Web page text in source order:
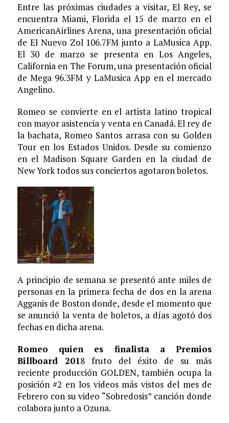
Entre las próximas ciudades a visitar, El Rey, se
encuentra Miami, Florida el 15 de marzo en el
AmericanAirlines Arena, una presentación oficial
de El Nuevo Zol 106.7FM junto a LaMusica App.
El 30 de marzo se presenta en Los Angeles,
California en The Forum, una presentación oficial
de Mega 96.3FM y LaMusica App en el mercado
Angelino.
Romeo se convierte en el artista latino tropical
con mayor asistencia y venta en Canadá. El rey de
la bachata, Romeo Santos arrasa con su Golden
Tour en los Estados Unidos. Desde su comienzo
en el Madison Square Garden en la ciudad de
New York todos sus conciertos agotaron boletos.
A principio de semana se presentó ante miles de
personas en la primera fecha de dos en la arena
Agganis de Boston donde, desde el momento que
se anunció la venta de boletos, a días agotó dos
fechas en dicha arena.
Romeo quien es finalista a Premios
Billboard 2018 fruto del éxito de su más
reciente producción GOLDEN, también ocupa la
posición #2 en los videos más vistos del mes de
Febrero con su video “Sobredosis” canción donde
colabora junto a Ozuna.